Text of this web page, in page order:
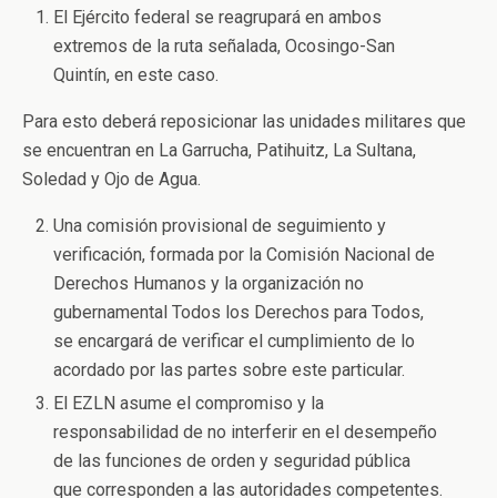
El Ejército federal se reagrupará en ambos
extremos de la ruta señalada, Ocosingo-San
Quintín, en este caso.
Para esto deberá reposicionar las unidades militares que
se encuentran en La Garrucha, Patihuitz, La Sultana,
Soledad y Ojo de Agua.
Una comisión provisional de seguimiento y
verificación, formada por la Comisión Nacional de
Derechos Humanos y la organización no
gubernamental Todos los Derechos para Todos,
se encargará de verificar el cumplimiento de lo
acordado por las partes sobre este particular.
El EZLN asume el compromiso y la
responsabilidad de no interferir en el desempeño
de las funciones de orden y seguridad pública
que corresponden a las autoridades competentes.